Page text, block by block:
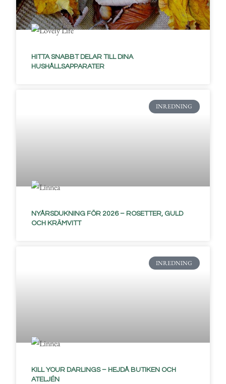
HITTA SNABBT DELAR TILL DINA
HUSHÅLLSAPPARATER
INREDNING
NYÅRSDUKNING FÖR 2026 – ROSETTER, GULD
OCH KRÄMVITT
INREDNING
KILL YOUR DARLINGS – HEJDÅ BUTIKEN OCH
ATELJÉN